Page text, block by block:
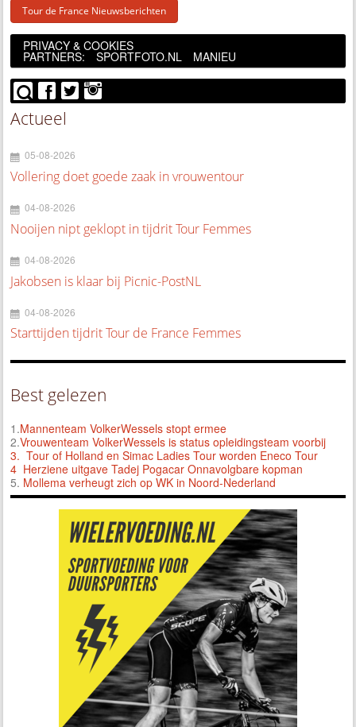
Tour de France Nieuwsberichten
PRIVACY & COOKIES
PARTNERS: SPORTFOTO.NL MANIEU
Actueel
05-08-2026
Vollering doet goede zaak in vrouwentour
04-08-2026
Nooijen nipt geklopt in tijdrit Tour Femmes
04-08-2026
Jakobsen is klaar bij Picnic-PostNL
04-08-2026
Starttijden tijdrit Tour de France Femmes
Best gelezen
1.Mannenteam VolkerWessels stopt ermee
2.Vrouwenteam VolkerWessels is status opleidingsteam voorbij
3. Tour of Holland en Simac Ladies Tour worden Eneco Tour
4 Herziene uitgave Tadej Pogacar Onnavolgbare kopman
5. Mollema verheugt zich op WK in Noord-Nederland